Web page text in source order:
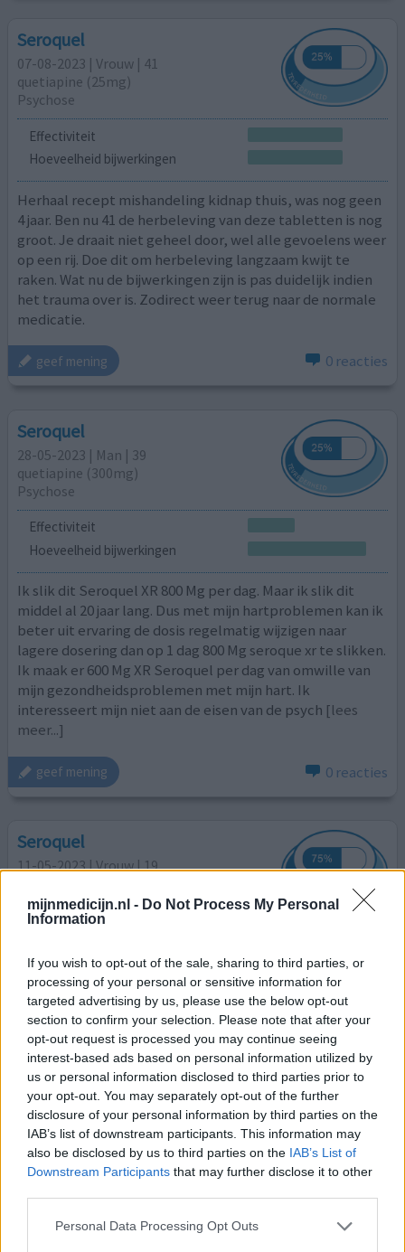
mijnmedicijn.nl - Do Not Process My Personal
Information
If you wish to opt-out of the sale, sharing to third parties, or
processing of your personal or sensitive information for
targeted advertising by us, please use the below opt-out
section to confirm your selection. Please note that after your
opt-out request is processed you may continue seeing
interest-based ads based on personal information utilized by
us or personal information disclosed to third parties prior to
your opt-out. You may separately opt-out of the further
disclosure of your personal information by third parties on the
IAB’s list of downstream participants. This information may
also be disclosed by us to third parties on the IAB’s List of
Downstream Participants that may further disclose it to other
Personal Data Processing Opt Outs
Seroquel
07-08-2023 | Vrouw | 41
quetiapine (25mg)
Psychose
Effectiviteit
Hoeveelheid bijwerkingen
Herhaal recept mishandeling kidnap thuis, was nog geen
4 jaar. Ben nu 41 de herbeleving van deze tabletten is nog
groot. Je draait niet geheel door, wel alle gevoelens weer
op een rij. Doe dit om herbeleving langzaam kwijt te
raken. Wat nu de bijwerkingen zijn is pas duidelijk indien
het trauma over is. Zodirect weer terug naar de normale
medicatie.
geef mening 0 reacties
Seroquel
28-05-2023 | Man | 39
quetiapine (300mg)
Psychose
Effectiviteit
Hoeveelheid bijwerkingen
Ik slik dit Seroquel XR 800 Mg per dag. Maar ik slik dit
middel al 20 jaar lang. Dus met mijn hartproblemen kan ik
beter uit ervaring de dosis regelmatig wijzigen naar
lagere dosering dan op 1 dag 800 Mg seroque xr te slikken.
Ik maak er 600 Mg XR Seroquel per dag van omwille van
mijn gezondheidsproblemen met mijn hart. Ik
interesseert mijn niet aan de eisen van de psych [lees
meer...]
geef mening 0 reacties
Seroquel
11-05-2023 | Vrouw | 19
Psychose
Hoeveelheid bijwerkingen
Ik had 50mg, 1 jaar lang. Eerste maand, werkte het niet zo
goed, maar bleef het doorslikken. 2e maand ging het al
heel wat beter, zowat nergens last meer van, voelde me
ook veel rustiger in me hoofd. Heb het 1,5 jaar gebruikt.
Heb nu nergens last meer van.
geef mening 0 reacties
Seroquel
quetiapine (100mg)